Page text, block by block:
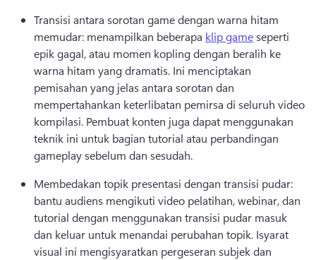
Transisi antara sorotan game dengan warna hitam
memudar: menampilkan beberapa klip game seperti
epik gagal, atau momen kopling dengan beralih ke
warna hitam yang dramatis. Ini menciptakan
pemisahan yang jelas antara sorotan dan
mempertahankan keterlibatan pemirsa di seluruh video
kompilasi. Pembuat konten juga dapat menggunakan
teknik ini untuk bagian tutorial atau perbandingan
gameplay sebelum dan sesudah.
Membedakan topik presentasi dengan transisi pudar:
bantu audiens mengikuti video pelatihan, webinar, dan
tutorial dengan menggunakan transisi pudar masuk
dan keluar untuk menandai perubahan topik. Isyarat
visual ini mengisyaratkan pergeseran subjek dan